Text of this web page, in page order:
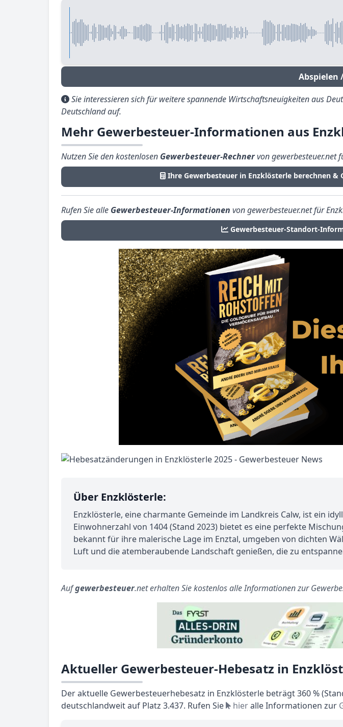
Abspielen
Sie interessieren sich für weitere spannende Wirtschaftsneuigkeiten aus
Deutschland auf.
Mehr Gewerbesteuer-Informationen aus
Nutzen Sie den kostenlosen Gewerbesteuer-Rechnervon gewerbesteuer.net
Ihre Gewerbesteuer in Enzklösterle berechnen
Rufen Sie alle Gewerbesteuer-Informationen von gewerbesteuer.net für
Gewerbesteuer-Standort-
Über Enzklösterle:
Enzklösterle, eine charmante Gemeinde im Landkreis Calw, ist ein
Einwohnerzahl von 1404 (Stand 2023) bietet es eine perfekte
bekannt für ihre malerische Lage im Enztal, umgeben von dichten
Luft und die atemberaubende Landschaft genießen, die zu
Aufgewerbesteuer.net erhalten Sie kostenlos alle Informationen zur
Aktueller Gewerbesteuer-Hebesatz in
Der aktuelle Gewerbesteuerhebesatz in Enzklösterle beträgt 360 %
deutschlandweit auf Platz 3.437. Rufen Sie
hieralle Informationen zur